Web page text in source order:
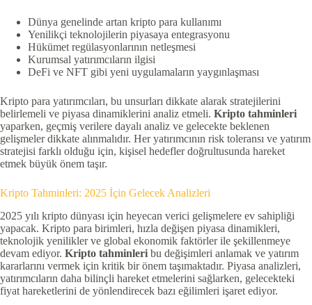
Dünya genelinde artan kripto para kullanımı
Yenilikçi teknolojilerin piyasaya entegrasyonu
Hükümet regülasyonlarının netleşmesi
Kurumsal yatırımcıların ilgisi
DeFi ve NFT gibi yeni uygulamaların yaygınlaşması
Kripto para yatırımcıları, bu unsurları dikkate alarak stratejilerini
belirlemeli ve piyasa dinamiklerini analiz etmeli. Kripto tahminleri
yaparken, geçmiş verilere dayalı analiz ve gelecekte beklenen
gelişmeler dikkate alınmalıdır. Her yatırımcının risk toleransı ve yatırım
stratejisi farklı olduğu için, kişisel hedefler doğrultusunda hareket
etmek büyük önem taşır.
Kripto Tahminleri: 2025 İçin Gelecek Analizleri
2025 yılı kripto dünyası için heyecan verici gelişmelere ev sahipliği
yapacak. Kripto para birimleri, hızla değişen piyasa dinamikleri,
teknolojik yenilikler ve global ekonomik faktörler ile şekillenmeye
devam ediyor. Kripto tahminleri bu değişimleri anlamak ve yatırım
kararlarını vermek için kritik bir önem taşımaktadır. Piyasa analizleri,
yatırımcıların daha bilinçli hareket etmelerini sağlarken, gelecekteki
fiyat hareketlerini de yönlendirecek bazı eğilimleri işaret ediyor.